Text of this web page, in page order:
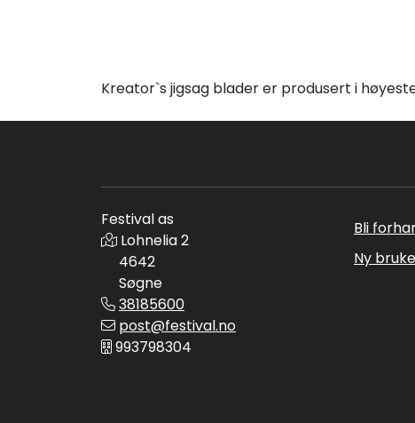
Kreator`s jigsag blader er produsert i
Festival as
Lohnelia 2
4642
Søgne
38185600
post@festival.no
993798304
Bli
Ny